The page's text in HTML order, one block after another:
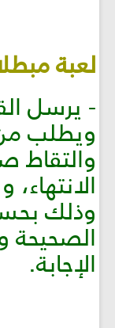
لعبة
- يرسل
ويطلب
والتقاط
الانتهاء،
وذلك
الصحيحة
الإجابة.